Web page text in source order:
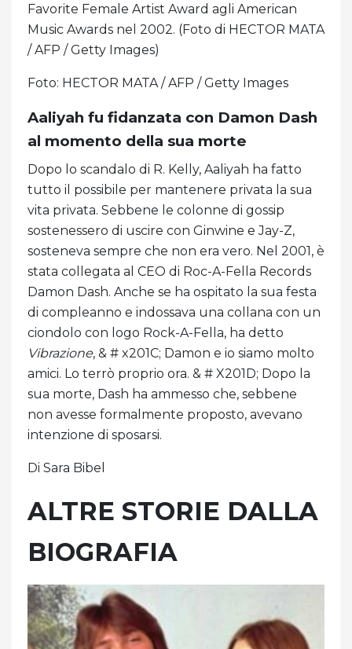
Favorite Female Artist Award agli American
Music Awards nel 2002. (Foto di HECTOR MATA
/ AFP / Getty Images)
Foto: HECTOR MATA / AFP / Getty Images
Aaliyah fu fidanzata con Damon Dash
al momento della sua morte
Dopo lo scandalo di R. Kelly, Aaliyah ha fatto
tutto il possibile per mantenere privata la sua
vita privata. Sebbene le colonne di gossip
sostenessero di uscire con Ginwine e Jay-Z,
sosteneva sempre che non era vero. Nel 2001, è
stata collegata al CEO di Roc-A-Fella Records
Damon Dash. Anche se ha ospitato la sua festa
di compleanno e indossava una collana con un
ciondolo con logo Rock-A-Fella, ha detto
Vibrazione, & # x201C; Damon e io siamo molto
amici. Lo terrò proprio ora. & # X201D; Dopo la
sua morte, Dash ha ammesso che, sebbene
non avesse formalmente proposto, avevano
intenzione di sposarsi.
Di Sara Bibel
ALTRE STORIE DALLA
BIOGRAFIA